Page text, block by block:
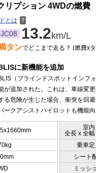
リプション 4WDの燃費
とは ？
JC08 13.2km/L
タンでどこまで走る？ (燃費x
に新機能を追加
（ブラインドスポットインフ
が追加された。これは、車線変
る危険が生じた場合、衝突を回
ークアシストパイロットも機能
室内
全長 x 全
乗車定
シート
ミッシ